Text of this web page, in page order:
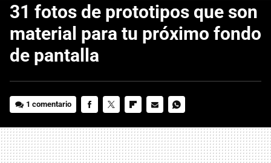
31 fotos de prototipos que son
material para tu próximo fondo
de pantalla
1 comentario
MAIL